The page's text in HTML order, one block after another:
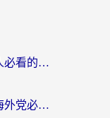
如何在海外看奥运会？海外华人必看的体育赛事直播终极指南
国外网络无法登陆国内网页？海外党必看：选对回国加速器实现无缝访问